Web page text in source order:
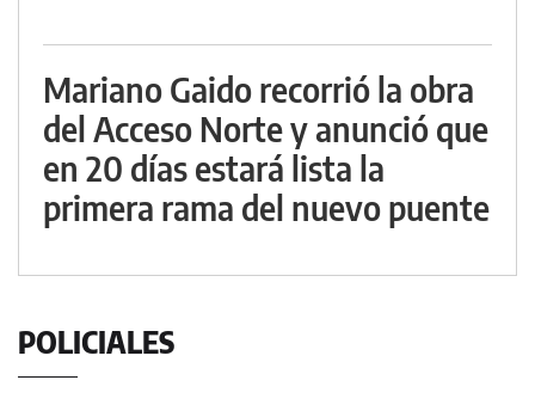
Mariano Gaido recorrió la obra
del Acceso Norte y anunció que
en 20 días estará lista la
primera rama del nuevo puente
POLICIALES